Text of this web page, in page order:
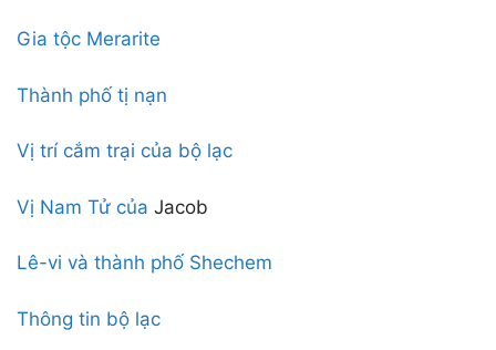
Gia tộc Merarite
Thành phố tị nạn
Vị trí cắm trại của bộ lạc
Vị Nam Tử của Jacob
Lê-vi và thành phố Shechem
Thông tin bộ lạc